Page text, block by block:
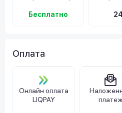
Бесплатно
Оплата
Онлайн оплата
LIQPAY
платеж